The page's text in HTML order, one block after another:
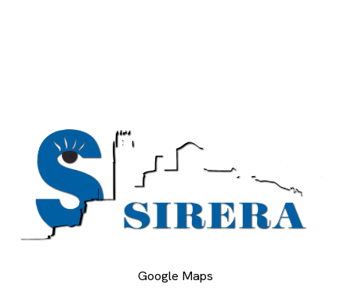
Google Maps